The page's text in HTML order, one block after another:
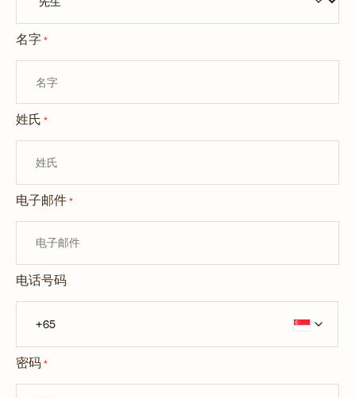
名字 *
姓氏 *
电子邮件 *
电话号码
密码 *